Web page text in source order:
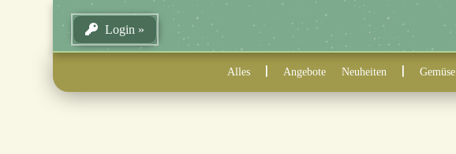
Login
Alles Angebote Neuheiten Gemüse